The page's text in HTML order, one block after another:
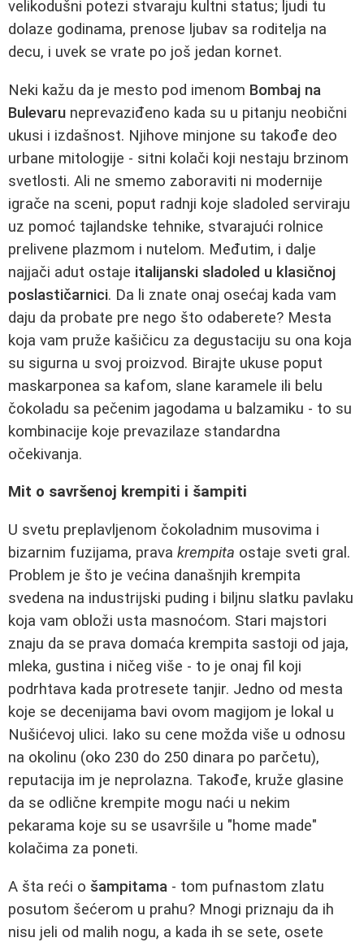
velikodušni potezi stvaraju kultni status; ljudi tu
dolaze godinama, prenose ljubav sa roditelja na
decu, i uvek se vrate po još jedan kornet.
Neki kažu da je mesto pod imenom Bombaj na
Bulevaru neprevaziđeno kada su u pitanju neobični
ukusi i izdašnost. Njihove minjone su takođe deo
urbane mitologije - sitni kolači koji nestaju brzinom
svetlosti. Ali ne smemo zaboraviti ni modernije
igrače na sceni, poput radnji koje sladoled serviraju
uz pomoć tajlandske tehnike, stvarajući rolnice
prelivene plazmom i nutelom. Međutim, i dalje
najjači adut ostaje italijanski sladoled u klasičnoj
poslastičarnici. Da li znate onaj osećaj kada vam
daju da probate pre nego što odaberete? Mesta
koja vam pruže kašičicu za degustaciju su ona koja
su sigurna u svoj proizvod. Birajte ukuse poput
maskarponea sa kafom, slane karamele ili belu
čokoladu sa pečenim jagodama u balzamiku - to su
kombinacije koje prevazilaze standardna
očekivanja.
Mit o savršenoj krempiti i šampiti
U svetu preplavljenom čokoladnim musovima i
bizarnim fuzijama, prava krempita ostaje sveti gral.
Problem je što je većina današnjih krempita
svedena na industrijski puding i biljnu slatku pavlaku
koja vam obloži usta masnoćom. Stari majstori
znaju da se prava domaća krempita sastoji od jaja,
mleka, gustina i ničeg više - to je onaj fil koji
podrhtava kada protresete tanjir. Jedno od mesta
koje se decenijama bavi ovom magijom je lokal u
Nušićevoj ulici. Iako su cene možda više u odnosu
na okolinu (oko 230 do 250 dinara po parčetu),
reputacija im je neprolazna. Takođe, kruže glasine
da se odlične krempite mogu naći u nekim
pekarama koje su se usavršile u "home made"
kolačima za poneti.
A šta reći o šampitama - tom pufnastom zlatu
posutom šećerom u prahu? Mnogi priznaju da ih
nisu jeli od malih nogu, a kada ih se sete, osete